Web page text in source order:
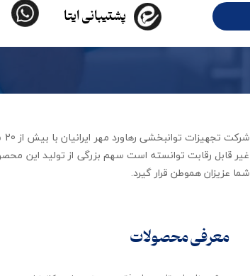
پشتیبانی ایتا
غیر قابل رقابت توانسته است سهم بزرگی از تولید این
شما عزیزان هموطن قرار گیرد​​​​​​​.
معرفی محصولات